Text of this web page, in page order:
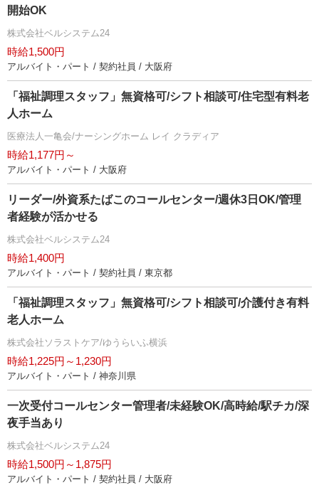
開始OK
株式会社ベルシステム24
時給1,500円
アルバイト・パート / 契約社員 / 大阪府
「福祉調理スタッフ」無資格可/シフト相談可/住宅型有料老
人ホーム
医療法人一亀会/ナーシングホーム レイ クラディア
時給1,177円～
アルバイト・パート / 大阪府
リーダー/外資系たばこのコールセンター/週休3日OK/管理
者経験が活かせる
株式会社ベルシステム24
時給1,400円
アルバイト・パート / 契約社員 / 東京都
「福祉調理スタッフ」無資格可/シフト相談可/介護付き有料
老人ホーム
株式会社ソラストケア/ゆうらいふ横浜
時給1,225円～1,230円
アルバイト・パート / 神奈川県
一次受付コールセンター管理者/未経験OK/高時給/駅チカ/深
夜手当あり
株式会社ベルシステム24
時給1,500円～1,875円
アルバイト・パート / 契約社員 / 大阪府